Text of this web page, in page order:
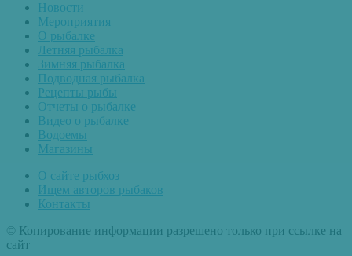
Новости
Мероприятия
О рыбалке
Летняя рыбалка
Зимняя рыбалка
Подводная рыбалка
Рецепты рыбы
Отчеты о рыбалке
Видео о рыбалке
Водоемы
Магазины
О сайте рыбхоз
Ищем авторов рыбаков
Контакты
© Копирование информации разрешено только при ссылке на
сайт